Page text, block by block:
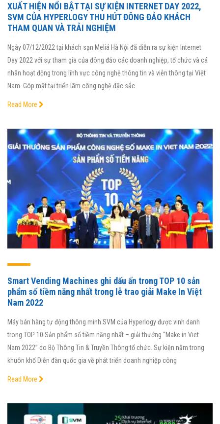
XUẤT HIỆN NỔI BẬT TẠI SỰ KIỆN INTERNET DAY 2022,
SVM CỦA HYPERLOGY THU HÚT ĐÔNG ĐẢO KHÁCH
THAM QUAN VÀ TRẢI NGHIỆM
Ngày 07/12/2022 tại khách sạn Meliá Hà Nội đã diễn ra sự kiện Internet
Day 2022 với sự tham gia của đông đảo các doanh nghiệp, tổ chức và cá
nhân hoạt động trong lĩnh vực công nghệ thông tin và viễn thông tại Việt
Nam. Góp mặt tại triển lãm công nghệ đặc sắc
Read More
Smart Vending Machines ghi dấu ấn trong TOP 10 sản
phẩm số tiềm năng nhất trong lễ trao giải Make In Việt
Nam 2022
Máy bán hàng tự động thông minh SVM của Hyperlogy được vinh danh
trong TOP 10 Sản phẩm số tiềm năng nhất – giải thưởng “Make in Viet
Nam 2022” do Bộ Thông Tin & Truyền Thông tổ chức. Sự kiện nằm trong
khuôn khổ Diễn đàn quốc gia về phát triển doanh nghiệp công
Read More